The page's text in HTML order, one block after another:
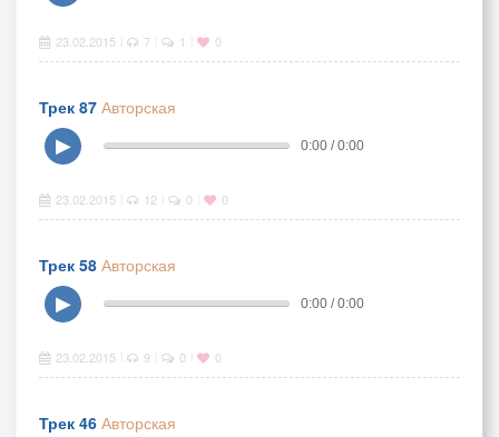
23.02.2015 7 1 0
Трек 87 Авторская
▶
0:00 / 0:00
23.02.2015 12 0 0
Трек 58 Авторская
▶
0:00 / 0:00
23.02.2015 9 0 0
Трек 46 Авторская